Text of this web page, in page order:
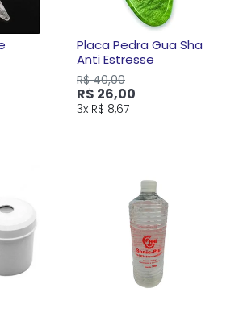
Placa Pedra Gua Sha
Anti Estresse
R$ 40,00
R$ 26,00
3x R$ 8,67